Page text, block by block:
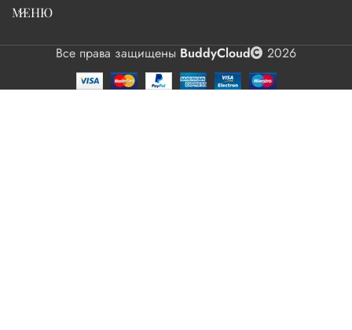
МЕНЮ
Все права защищены BuddyCloud 2026